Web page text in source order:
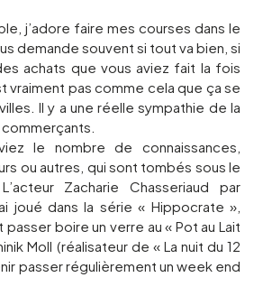
j’adore faire mes courses dans le
demande souvent si tout va bien, si
achats que vous aviez fait la fois
vraiment pas comme cela que ça se
Il y a une réelle sympathie de la
le nombre de connaissances,
ou autres, qui sont tombés sous le
Zacharie Chasseriaud par
joué dans la série « Hippocrate »,
boire un verre au « Pot au Lait
Moll (réalisateur de « La nuit du 12
passer régulièrement un week end